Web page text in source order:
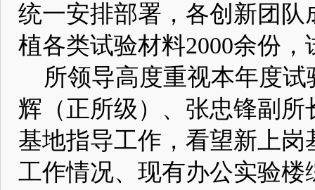
统一安排部署，各创新团
植各类试验材料2000余份，
所领导高度重视本年度试
辉（正所级）、张忠锋副
基地指导工作，看望新上
工作情况、现有办公实验